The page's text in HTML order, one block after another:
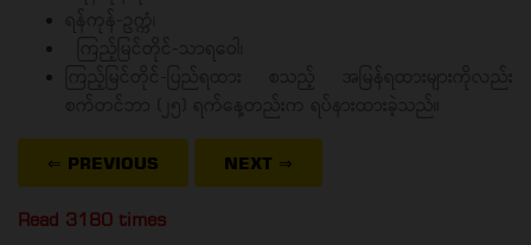
ကြည့်မြင်တိုင်-သာရဝေါ၊
ကြည့်မြင်တိုင်-ပြည်ရထား စသည့် အမြန်ရထားများကိုလည်း
⇐ PREVIOUS NEXT ⇒
Read 3180 times